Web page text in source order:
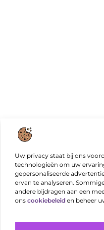
Uw privacy staat bij ons
technologieën om uw
gepersonaliseerde
ervan te analyseren.
andere bijdragen aan een
ons cookiebeleid en beheer